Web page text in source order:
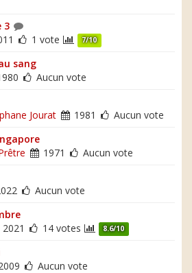
3
1 vote 7/10
sang
Aucun vote
Jourat 1981
Aucun vote
1971
Aucun vote
Aucun vote
2021 14 votes 8.6/10
Aucun vote